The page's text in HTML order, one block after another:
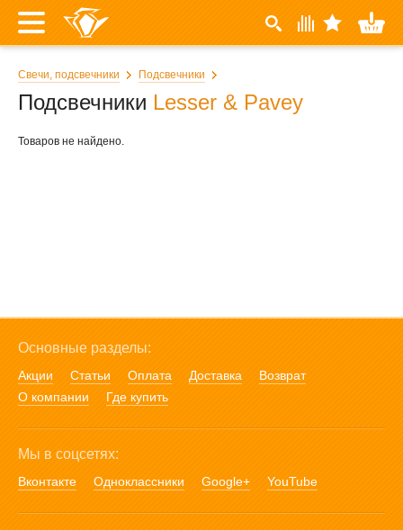
Свечи, подсвечники Подсвечники
Подсвечники Lesser & Pavey
Товаров не найдено.
Основные разделы:
Акции Статьи Оплата Доставка
Возврат
О компании
Где купить
Мы в соцсетях:
Вконтакте Одноклассники Google+ YouTube